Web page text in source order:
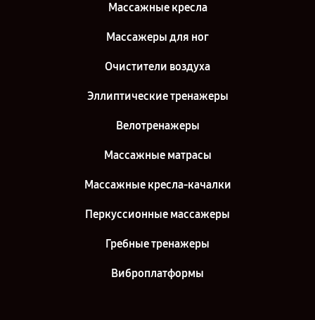
Массажные кресла
Массажеры для ног
Очистители воздуха
Эллиптические тренажеры
Велотренажеры
Массажные матрасы
Массажные кресла-качалки
Перкуссионные массажеры
Гребные тренажеры
Виброплатформы